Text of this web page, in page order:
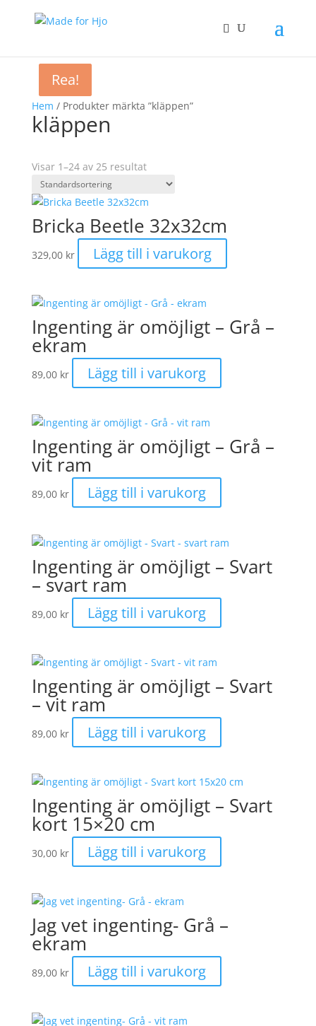
Hem / Produkter märkta ”kläppen”
kläppen
Visar 1–24 av 25 resultat
Bricka Beetle 32x32cm
329,00 kr Lägg till i varukorg
Ingenting är omöjligt – Grå –
ekram
89,00 kr Lägg till i varukorg
Ingenting är omöjligt – Grå –
vit ram
89,00 kr Lägg till i varukorg
Ingenting är omöjligt – Svart
– svart ram
89,00 kr Lägg till i varukorg
Ingenting är omöjligt – Svart
– vit ram
89,00 kr Lägg till i varukorg
Ingenting är omöjligt – Svart
kort 15×20 cm
30,00 kr Lägg till i varukorg
Jag vet ingenting- Grå –
ekram
89,00 kr Lägg till i varukorg
Rea!
Rea!